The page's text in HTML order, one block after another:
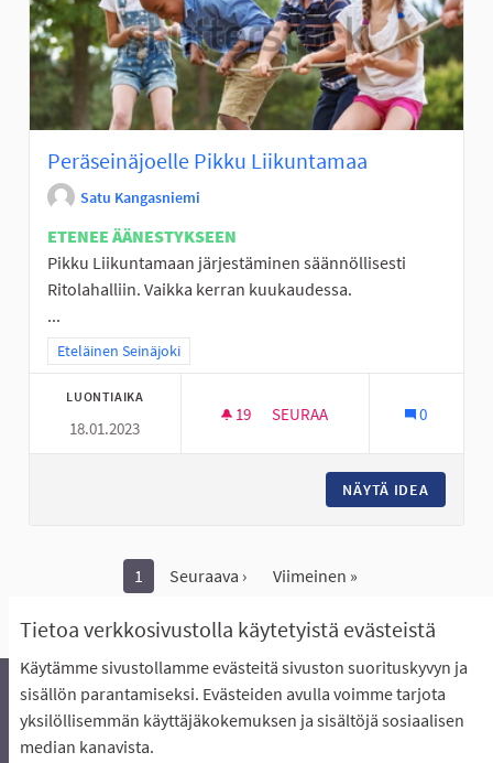
Tietoa verkkosivustolla käytetyistä evästeistä
Käytämme sivustollamme evästeitä sivuston suorituskyvyn ja
sisällön parantamiseksi. Evästeiden avulla voimme tarjota
yksilöllisemmän käyttäjäkokemuksen ja sisältöjä sosiaalisen
median kanavista.
Peräseinäjoelle Pikku Liikuntamaa
Satu Kangasniemi
ETENEE ÄÄNESTYKSEEN
Pikku Liikuntamaan järjestäminen säännöllisesti
Ritolahalliin. Vaikka kerran kuukaudessa.
...
Rajaa tulokset teeman mukaan: Eteläinen Seinäjoki
Eteläinen Seinäjoki
LUONTIAIKA
18.01.2023
19 19 SEURAAJAA
SEURAA 0
NÄYTÄ IDEA
1 Seuraava › Viimeinen »
Näytä kaikki peruutetut ideat
Äänestyksen pikaohjeet
Usein kysytyt kysymykset
Näin äänestät Asukasbudjetissa